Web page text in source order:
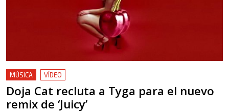
MÚSICA VÍDEO
Doja Cat recluta a Tyga para el nuevo
remix de ‘Juicy’